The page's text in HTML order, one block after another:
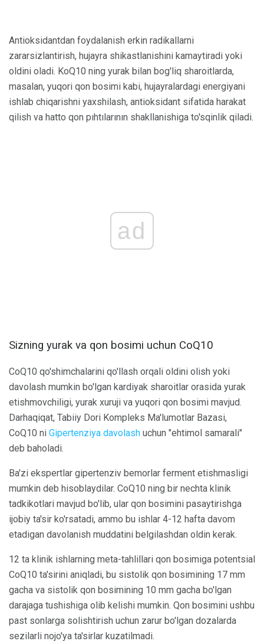
Antioksidantdan foydalanish erkin radikallarni
zararsizlantirish, hujayra shikastlanishini kamaytiradi yoki
oldini oladi. KoQ10 ning yurak bilan bog'liq sharoitlarda,
masalan, yuqori qon bosimi kabi, hujayralardagi energiyani
ishlab chiqarishni yaxshilash, antioksidant sifatida harakat
qilish va hatto qon pıhtılarının shakllanishiga to'sqinlik qiladi.
ad
Sizning yurak va qon bosimi uchun CoQ10
CoQ10 qo'shimchalarini qo'llash orqali oldini olish yoki
davolash mumkin bo'lgan kardiyak sharoitlar orasida yurak
etishmovchiligi, yurak xuruji va yuqori qon bosimi mavjud.
Darhaqiqat, Tabiiy Dori Kompleks Ma'lumotlar Bazasi,
CoQ10 ni Gipertenziya davolash uchun "ehtimol samarali"
deb baholadi.
Ba'zi ekspertlar gipertenziv bemorlar ferment etishmasligi
mumkin deb hisoblaydilar. CoQ10 ning bir nechta klinik
tadkikotlari mavjud bo'lib, ular qon bosimini pasaytirishga
ijobiy ta'sir ko'rsatadi, ammo bu ishlar 4-12 hafta davom
etadigan davolanish muddatini belgilashdan oldin kerak.
12 ta klinik ishlarning meta-tahlillari qon bosimiga potentsial
CoQ10 ta'sirini aniqladi, bu sistolik qon bosimining 17 mm
gacha va sistolik qon bosimining 10 mm gacha bo'lgan
darajaga tushishiga olib kelishi mumkin. Qon bosimini ushbu
past sonlarga solishtirish uchun zarur bo'lgan dozalarda
sezilarli nojo'ya ta'sirlar kuzatilmadi.